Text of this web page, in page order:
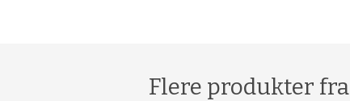
Flere produkter fra